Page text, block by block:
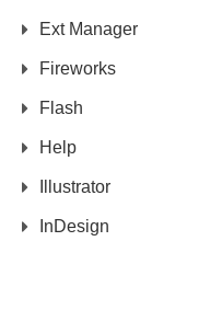
Ext Manager
Fireworks
Flash
Help
Illustrator
InDesign